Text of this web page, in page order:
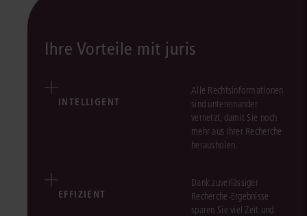
Ihre Vorteile mit juris
INTELLIGENT
Alle Rechtsinformationen
sind untereinander
vernetzt, damit Sie noch
mehr aus Ihrer Recherche
herausholen.
EFFIZIENT
Dank zuverlässiger
Recherche-Ergebnisse
sparen Sie viel Zeit und